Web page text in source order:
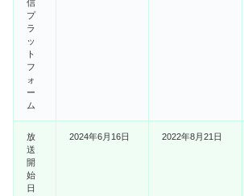
信
プ
ラ
ッ
ト
フ
ォ
ー
ム
放
送
開
始
日
2024年6月16日 2022年8月21日